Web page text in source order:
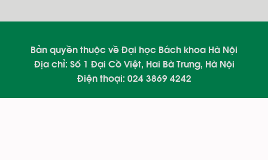
Bản quyền thuộc về Đại học Bách khoa Hà Nội
Địa chỉ: Số 1 Đại Cồ Việt, Hai Bà Trưng, Hà Nội
Điện thoại: 024 3869 4242